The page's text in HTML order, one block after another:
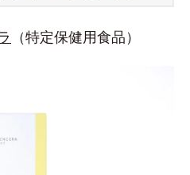
（特定保健用食品）